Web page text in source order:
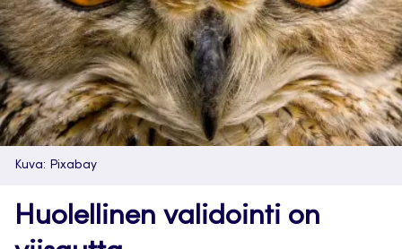
Kuva: Pixabay
Huolellinen validointi on